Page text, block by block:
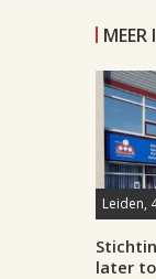
MEER
Leiden,
later